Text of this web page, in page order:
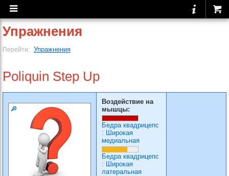
Упражнения
Перейти: Упражнения
Poliquin Step Up
Воздействие на
мышцы:
Бедра квадрицепс
: Широкая
медиальная
Бедра квадрицепс
: Широкая
латеральная